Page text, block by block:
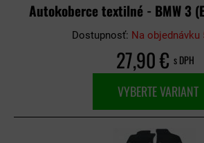
Autokoberce textilné - BMW 3
Dostupnosť: Na objednávku
27,90 € s DPH
VYBERTE VARIANT